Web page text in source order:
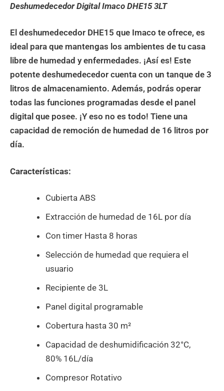
Deshumedecedor Digital Imaco DHE15 3LT
El deshumedecedor DHE15 que Imaco te ofrece, es
ideal para que mantengas los ambientes de tu casa
libre de humedad y enfermedades. ¡Así es! Este
potente deshumedecedor cuenta con un tanque de 3
litros de almacenamiento. Además, podrás operar
todas las funciones programadas desde el panel
digital que posee. ¡Y eso no es todo! Tiene una
capacidad de remoción de humedad de 16 litros por
día.
Características:
Cubierta ABS
Extracción de humedad de 16L por día
Con timer Hasta 8 horas
Selección de humedad que requiera el
usuario
Recipiente de 3L
Panel digital programable
Cobertura hasta 30 m²
Capacidad de deshumidificación 32°C,
80% 16L/día
Compresor Rotativo